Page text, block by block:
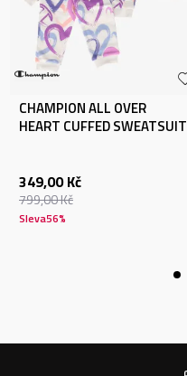
CHAMPION ALL OVER
HEART CUFFED SWEATSUIT
349,00 Kč
799,00Kč
Sleva56%